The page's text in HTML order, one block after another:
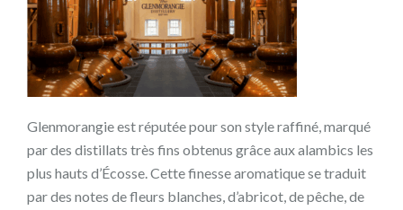
Glenmorangie est réputée pour son style raffiné, marqué
par des distillats très fins obtenus grâce aux alambics les
plus hauts d’Écosse. Cette finesse aromatique se traduit
par des notes de fleurs blanches, d’abricot, de pêche, de